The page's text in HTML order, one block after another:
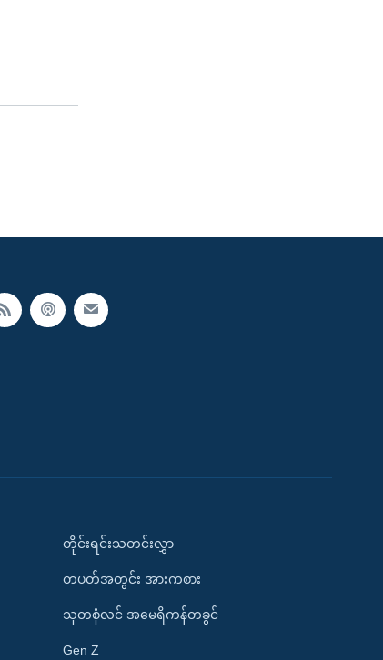
တိုင်းရင်းသတင်းလွှာ
တပတ်အတွင်း အားကစား
သုတစုံလင် အမေရိကန်တခွင်
Gen Z